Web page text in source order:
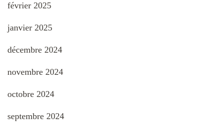
février 2025
janvier 2025
décembre 2024
novembre 2024
octobre 2024
septembre 2024